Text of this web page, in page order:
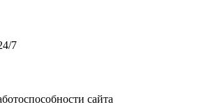
7
сайта